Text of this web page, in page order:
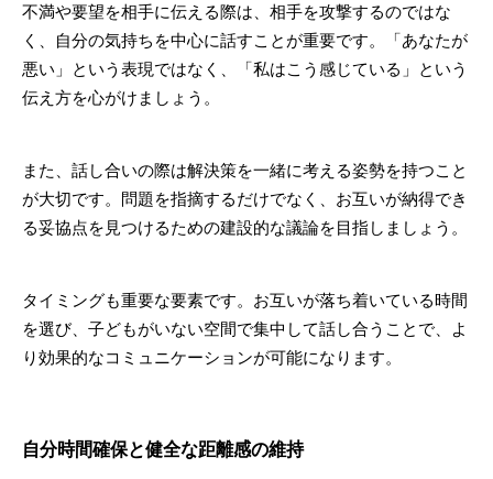
不満や要望を相手に伝える際は、相手を攻撃するのではな
く、自分の気持ちを中心に話すことが重要です。「あなたが
悪い」という表現ではなく、「私はこう感じている」という
伝え方を心がけましょう。
また、話し合いの際は解決策を一緒に考える姿勢を持つこと
が大切です。問題を指摘するだけでなく、お互いが納得でき
る妥協点を見つけるための建設的な議論を目指しましょう。
タイミングも重要な要素です。お互いが落ち着いている時間
を選び、子どもがいない空間で集中して話し合うことで、よ
り効果的なコミュニケーションが可能になります。
自分時間確保と健全な距離感の維持